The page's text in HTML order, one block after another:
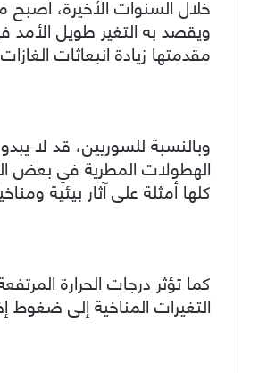
ويقصد به التغير طويل
مقدمتها زيادة انبعاثات
وبالنسبة للسوريين، قد لا
الهطولات المطرية في بعض
كلها أمثلة على آثار بيئية
كما تؤثر درجات الحرارة
التغيرات المناخية إلى ضغوط